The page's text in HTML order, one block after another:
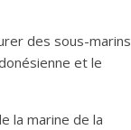
des sous-marins
et le
la marine de la